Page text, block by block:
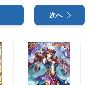
次へ